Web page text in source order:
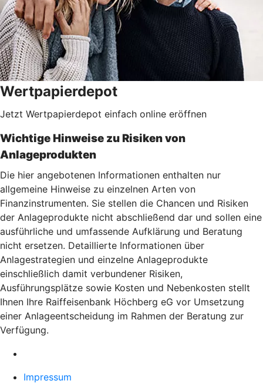
Wertpapierdepot
Jetzt Wertpapierdepot einfach online eröffnen
Wichtige Hinweise zu Risiken von
Anlageprodukten
Die hier angebotenen Informationen enthalten nur
allgemeine Hinweise zu einzelnen Arten von
Finanzinstrumenten. Sie stellen die Chancen und Risiken
der Anlageprodukte nicht abschließend dar und sollen eine
ausführliche und umfassende Aufklärung und Beratung
nicht ersetzen. Detaillierte Informationen über
Anlagestrategien und einzelne Anlageprodukte
einschließlich damit verbundener Risiken,
Ausführungsplätze sowie Kosten und Nebenkosten stellt
Ihnen Ihre Raiffeisenbank Höchberg eG vor Umsetzung
einer Anlageentscheidung im Rahmen der Beratung zur
Verfügung.
Impressum